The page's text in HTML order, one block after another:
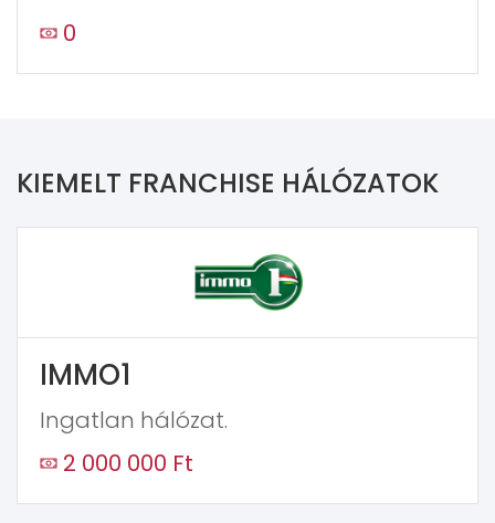
0
KIEMELT FRANCHISE HÁLÓZATOK
IMMO1
Ingatlan hálózat.
2 000 000 Ft